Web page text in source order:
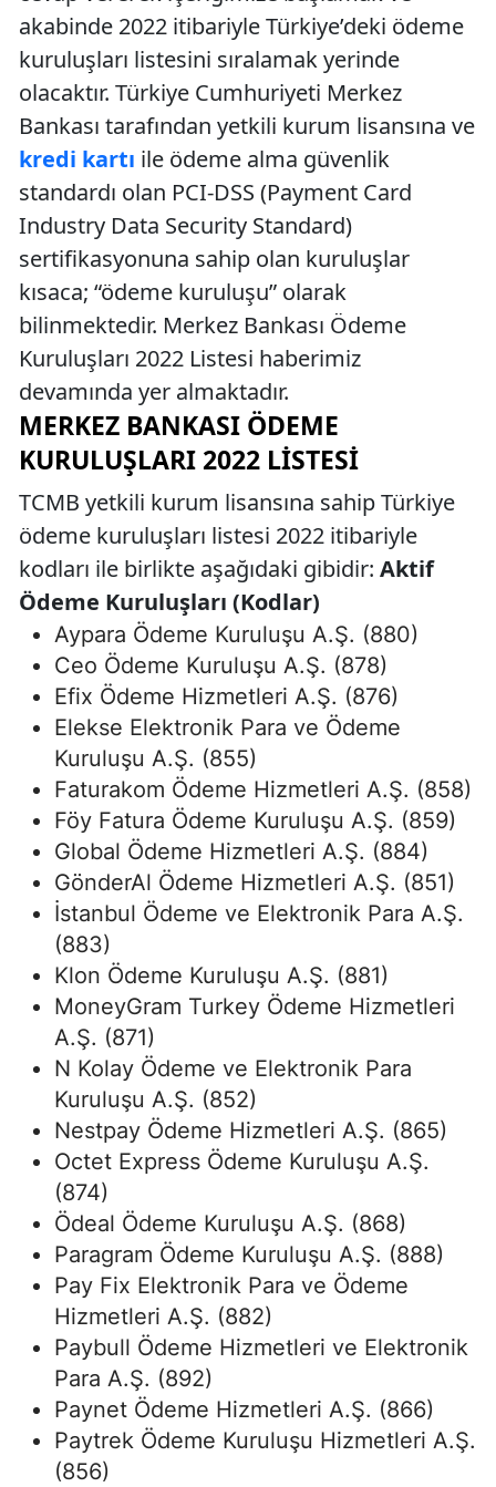
akabinde 2022 itibariyle Türkiye’deki ödeme
kuruluşları listesini sıralamak yerinde
olacaktır. Türkiye Cumhuriyeti Merkez
Bankası tarafından yetkili kurum lisansına ve
kredi kartı ile ödeme alma güvenlik
standardı olan PCI-DSS (Payment Card
Industry Data Security Standard)
sertifikasyonuna sahip olan kuruluşlar
kısaca; “ödeme kuruluşu” olarak
bilinmektedir. Merkez Bankası Ödeme
Kuruluşları 2022 Listesi haberimiz
devamında yer almaktadır.
MERKEZ BANKASI ÖDEME
KURULUŞLARI 2022 LISTESI
TCMB yetkili kurum lisansına sahip Türkiye
ödeme kuruluşları listesi 2022 itibariyle
kodları ile birlikte aşağıdaki gibidir: Aktif
Ödeme Kuruluşları (Kodlar)
Aypara Ödeme Kuruluşu A.Ş. (880)
Ceo Ödeme Kuruluşu A.Ş. (878)
Efix Ödeme Hizmetleri A.Ş. (876)
Elekse Elektronik Para ve Ödeme
Kuruluşu A.Ş. (855)
Faturakom Ödeme Hizmetleri A.Ş. (858)
Föy Fatura Ödeme Kuruluşu A.Ş. (859)
Global Ödeme Hizmetleri A.Ş. (884)
GönderAl Ödeme Hizmetleri A.Ş. (851)
İstanbul Ödeme ve Elektronik Para A.Ş.
(883)
Klon Ödeme Kuruluşu A.Ş. (881)
MoneyGram Turkey Ödeme Hizmetleri
A.Ş. (871)
N Kolay Ödeme ve Elektronik Para
Kuruluşu A.Ş. (852)
Nestpay Ödeme Hizmetleri A.Ş. (865)
Octet Express Ödeme Kuruluşu A.Ş.
(874)
Ödeal Ödeme Kuruluşu A.Ş. (868)
Paragram Ödeme Kuruluşu A.Ş. (888)
Pay Fix Elektronik Para ve Ödeme
Hizmetleri A.Ş. (882)
Paybull Ödeme Hizmetleri ve Elektronik
Para A.Ş. (892)
Paynet Ödeme Hizmetleri A.Ş. (866)
Paytrek Ödeme Kuruluşu Hizmetleri A.Ş.
(856)